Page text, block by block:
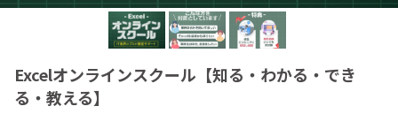
Excelオンラインスクール【知る・わかる・でき
る・教える】